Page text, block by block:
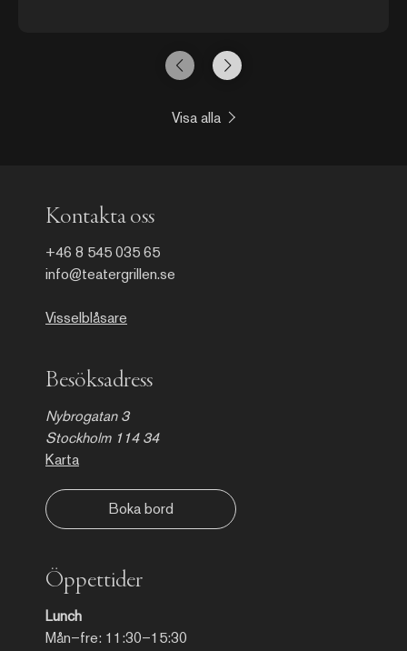
på Liljevalchs konsthalls väggar 2014. Därefter har
Karlsson arbetat med fotoutskrifter från auktionshusens
breda utbud, vilka omvandlats till collage. Begagnade
och form till större fågel, gamar och giraffer. Karlsson har
Visa alla
Öppettider
Lunch
Mån–fre: 11:30–15:30
Kontakta oss
+46 8 545 035 65
info@teatergrillen.se
Visselblåsare
Besöksadress
Nybrogatan 3
Stockholm 114 34
Karta
Boka bord